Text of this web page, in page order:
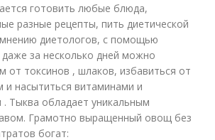
готовить любые блюда,
разные рецепты, пить диетической
диетологов, с помощью
за несколько дней можно
от токсинов , шлаков, избавиться от
и насытиться витаминами и
Тыква обладает уникальным
Грамотно выращенный овощ без
богат: